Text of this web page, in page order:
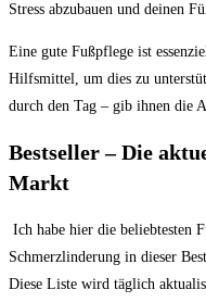
Stress abzubauen⁢ und​ deinen
Eine gute Fußpflege ist
Hilfsmittel, um‌ dies ⁣zu
durch den Tag – gib ihnen​ die
Bestseller – Die
Markt
Ich habe hier die beliebtesten
⁢Schmerzlinderung in dieser​
Diese ⁤Liste wird täglich